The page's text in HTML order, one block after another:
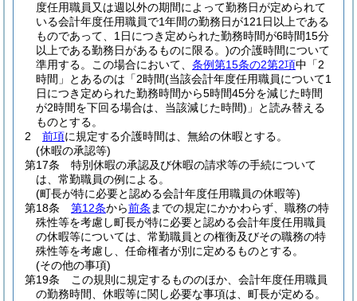
度任用職員又は週以外の期間によって勤務日が定められて
いる会計年度任用職員で1年間の勤務日が121日以上である
ものであって、1日につき定められた勤務時間が6時間15分
以上である勤務日があるものに限る。)の介護時間について
準用する。
この場合において、 条例第15条の2第2項中「2
時間」とあるのは「2時間(当該会計年度任用職員について1
日につき定められた勤務時間から5時間45分を減じた時間
が2時間を下回る場合は、当該減じた時間) 」と読み替える
ものとする。
2
前項に規定する介護時間は、無給の休暇とする。
(休暇の承認等)
第17条
特別休暇の承認及び休暇の請求等の手続について
は、常勤職員の例による。
(町長が特に必要と認める会計年度任用職員の休暇等)
第18条
第12条から前条 までの規定にかかわらず、職務の特
殊性等を考慮し町長が特に必要と認める会計年度任用職員
の休暇等については、常勤職員との権衡及びその職務の特
殊性等を考慮し、任命権者が別に定めるものとする。
(その他の事項)
第19条
この規則に規定するもののほか、会計年度任用職員
の勤務時間、休暇等に関し必要な事項は、町長が定める。